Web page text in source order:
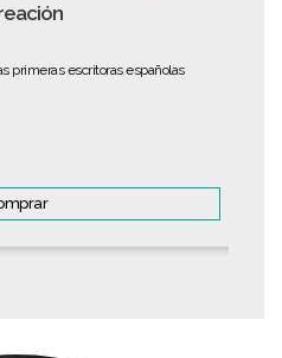
primeras escritoras españolas